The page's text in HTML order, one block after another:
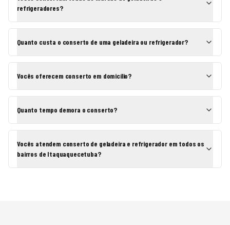
refrigeradores?
Quanto custa o conserto de uma geladeira ou refrigerador?
Vocês oferecem conserto em domicílio?
Quanto tempo demora o conserto?
Vocês atendem conserto de geladeira e refrigerador em todos os
bairros de Itaquaquecetuba?